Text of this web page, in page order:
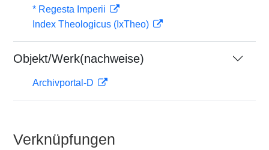
* Regesta Imperii
Index Theologicus (IxTheo)
Objekt/Werk(nachweise)
Archivportal-D
Verknüpfungen